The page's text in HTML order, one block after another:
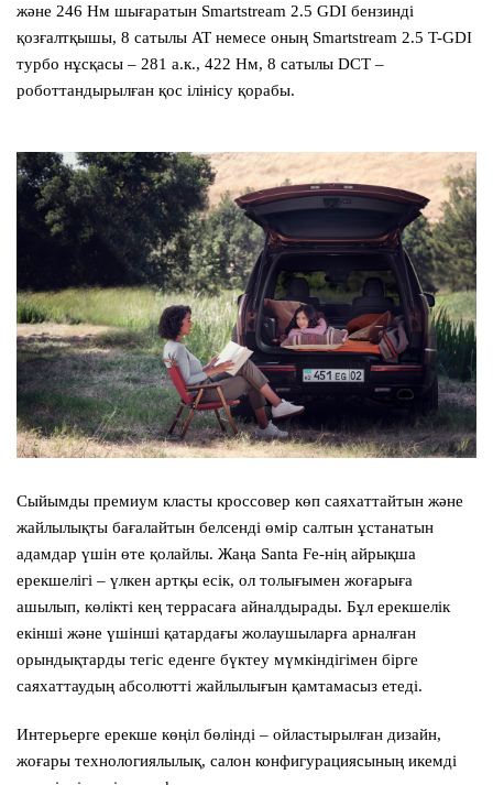
және 246 Нм шығаратын Smartstream 2.5 GDI бензинді
қозғалтқышы, 8 сатылы AT немесе оның Smartstream 2.5 T-GDI
турбо нұсқасы – 281 а.к., 422 Нм, 8 сатылы DCT –
роботтандырылған қос ілінісу қорабы.
Сыйымды премиум класты кроссовер көп саяхаттайтын және
жайлылықты бағалайтын белсенді өмір салтын ұстанатын
адамдар үшін өте қолайлы. Жаңа Santa Fe-нің айрықша
ерекшелігі – үлкен артқы есік, ол толығымен жоғарыға
ашылып, көлікті кең террасаға айналдырады. Бұл ерекшелік
екінші және үшінші қатардағы жолаушыларға арналған
орындықтарды тегіс еденге бүктеу мүмкіндігімен бірге
саяхаттаудың абсолютті жайлылығын қамтамасыз етеді.
Интерьерге ерекше көңіл бөлінді – ойластырылған дизайн,
жоғары технологиялылық, салон конфигурациясының икемді